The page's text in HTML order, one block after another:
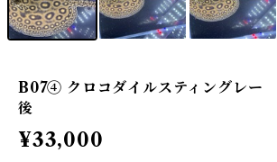
B07④ クロコダイルスティングレ
後
¥33,000